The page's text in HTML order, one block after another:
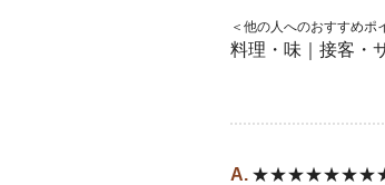
＜他の人へのおすすめポ
料理・味｜接客・